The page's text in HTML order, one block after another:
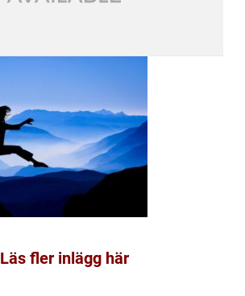
Läs fler inlägg här